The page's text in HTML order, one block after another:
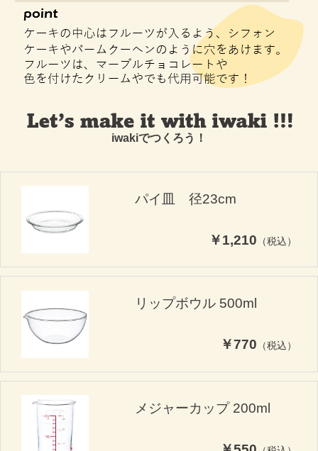
iwakiでつくろう！
パイ皿 径23cm
￥1,210 （税込）
リップボウル 500ml
￥770 （税込）
メジャーカップ 200ml